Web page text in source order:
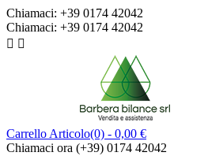
Chiamaci: +39 0174 42042
Chiamaci: +39 0174 42042
 
Carrello Articolo(0) - 0,00 €
Chiamaci ora (+39) 0174 42042